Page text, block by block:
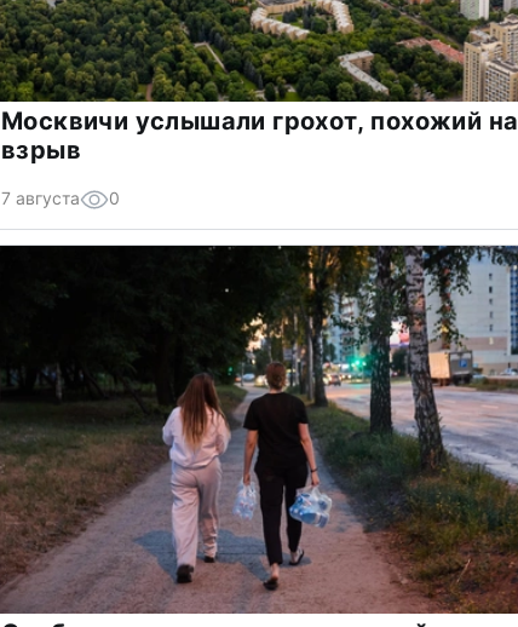
Москвичи услышали грохот, похожий на
взрыв
7 августа 0